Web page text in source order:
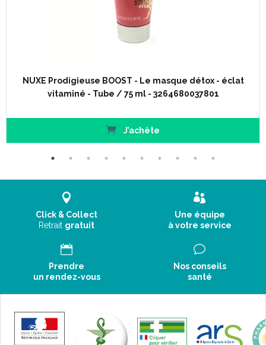
NUXE Prodigieuse BOOST - Le masque détox - éclat
vitaminé - Tube / 75 ml - 3264680037801
J’achète
Click & Collect
Retrait gratuit
Une équipe
à votre service
Prendre
un rendez-vous
Nos conseils
santé